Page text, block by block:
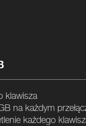
klawisza
na każdym
każdego